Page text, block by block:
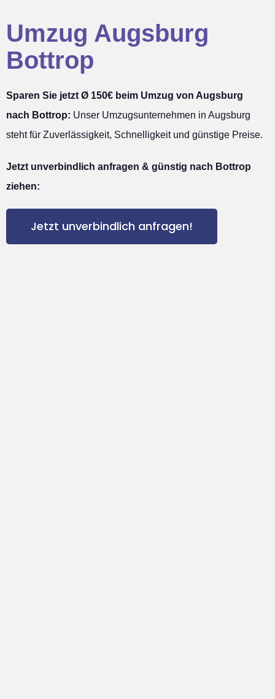
Umzug Augsburg
Bottrop
Sparen Sie jetzt Ø 150€ beim Umzug von Augsburg
nach Bottrop: Unser Umzugsunternehmen in Augsburg
steht für Zuverlässigkeit, Schnelligkeit und günstige Preise.
Jetzt unverbindlich anfragen & günstig nach Bottrop
ziehen:
Jetzt unverbindlich anfragen!